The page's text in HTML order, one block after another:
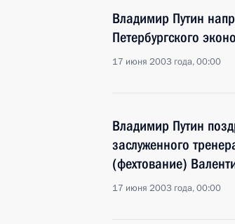
Владимир Путин
Петербургского
17 июня 2003 года, 00:00
Владимир Путин
заслуженного
(фехтование)
17 июня 2003 года, 00:00